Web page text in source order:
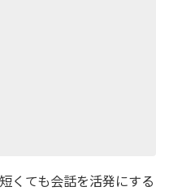
くても会話を活発にする